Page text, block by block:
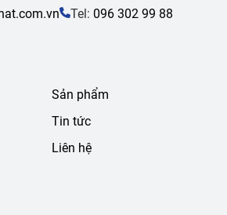
Tel: 096 302 99 88
Sản phẩm
Tin tức
Liên hệ